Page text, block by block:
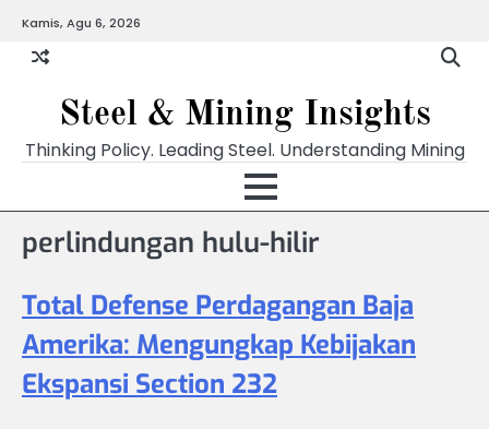
content
Kamis, Agu 6, 2026
Steel & Mining Insights
Thinking Policy. Leading Steel. Understanding Mining
perlindungan hulu-hilir
Total Defense Perdagangan Baja
Amerika: Mengungkap Kebijakan
Ekspansi Section 232